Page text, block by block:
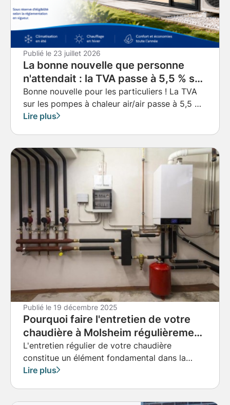
Publié le 23 juillet 2026
La bonne nouvelle que personne
n'attendait : la TVA passe à 5,5 % sur
les pompes à chaleur air/air à
Obernai, Strasbourg et
Truchtersheim
Bonne nouvelle pour les particuliers ! La TVA
sur les pompes à chaleur air/air passe à 5,5 %.
Découvrez les conditions, les économies
tout le Bas-Rhin avec Techniques Energie.
Lire plus
Publié le 19 décembre 2025
Pourquoi faire l'entretien de votre
chaudière à Molsheim régulièrement
?
L'entretien régulier de votre chaudière
constitue un élément fondamental dans la
gestion optimale de votre système de
Lire plus